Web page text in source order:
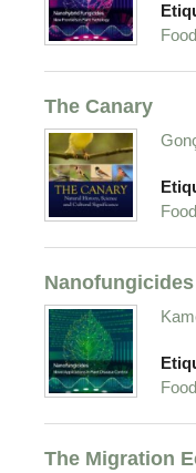
The Canary
Nanofungicides
The Migration